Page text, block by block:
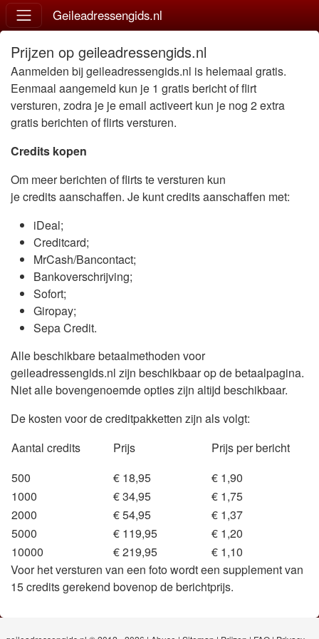
Geileadressengids.nl
Prijzen op geileadressengids.nl
Aanmelden bij geileadressengids.nl is helemaal gratis.
Eenmaal aangemeld kun je 1 gratis bericht of flirt
versturen, zodra je je email activeert kun je nog 2 extra
gratis berichten of flirts versturen.
Credits kopen
Om meer berichten of flirts te versturen kun
je credits aanschaffen. Je kunt credits aanschaffen met:
iDeal;
Creditcard;
MrCash/Bancontact;
Bankoverschrijving;
Sofort;
Giropay;
Sepa Credit.
Alle beschikbare betaalmethoden voor
geileadressengids.nl zijn beschikbaar op de betaalpagina.
Niet alle bovengenoemde opties zijn altijd beschikbaar.
De kosten voor de creditpakketten zijn als volgt:
Aantal credits
Prijs
Prijs per bericht
500
€ 18,95
€ 1,90
1000
€ 34,95
€ 1,75
2000
€ 54,95
€ 1,37
5000
€ 119,95
€ 1,20
10000
€ 219,95
€ 1,10
Voor het versturen van een foto wordt een supplement van
15 credits gerekend bovenop de berichtprijs.